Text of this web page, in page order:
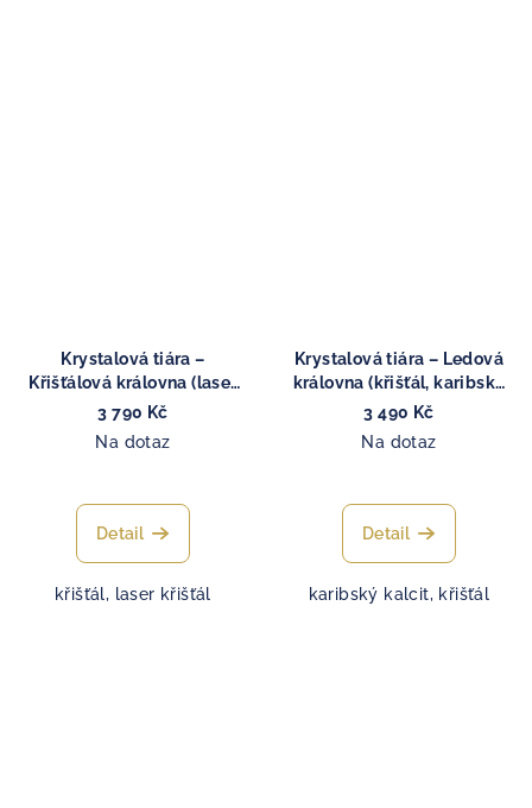
Krystalová tiára –
Křišťálová královna (laser
křišťál)
3 790 Kč
Na dotaz
Detail
křišťál, laser křišťál
Krystalová tiára – Ledová
královna (křišťál, karibský
kalcit)
3 490 Kč
Na dotaz
Detail
karibský kalcit, křišťál